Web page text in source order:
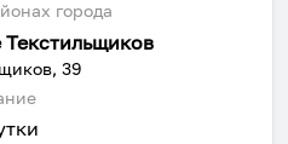
города
39